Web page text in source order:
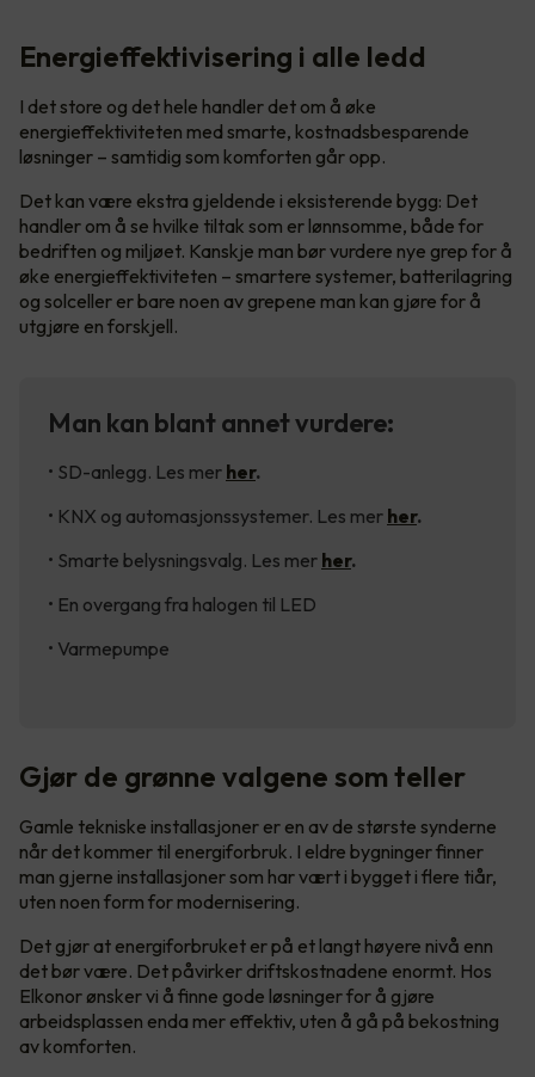
Energieffektivisering i alle ledd
I det store og det hele handler det om å øke
energieffektiviteten med smarte, kostnadsbesparende
løsninger – samtidig som komforten går opp.
Det kan være ekstra gjeldende i eksisterende bygg: Det
handler om å se hvilke tiltak som er lønnsomme, både for
bedriften og miljøet. Kanskje man bør vurdere nye grep for å
øke energieffektiviteten – smartere systemer, batterilagring
og solceller er bare noen av grepene man kan gjøre for å
utgjøre en forskjell.
Man kan blant annet vurdere:
• SD-anlegg. Les mer her.
• KNX og automasjonssystemer. Les mer her.
• Smarte belysningsvalg. Les mer her.
• En overgang fra halogen til LED
• Varmepumpe
Gjør de grønne valgene som teller
Gamle tekniske installasjoner er en av de største synderne
når det kommer til energiforbruk. I eldre bygninger finner
man gjerne installasjoner som har vært i bygget i flere tiår,
uten noen form for modernisering.
Det gjør at energiforbruket er på et langt høyere nivå enn
det bør være. Det påvirker driftskostnadene enormt. Hos
Elkonor ønsker vi å finne gode løsninger for å gjøre
arbeidsplassen enda mer effektiv, uten å gå på bekostning
av komforten.